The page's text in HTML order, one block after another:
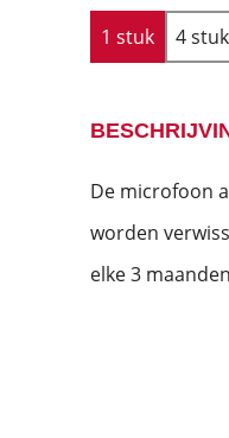
1 stuk 4
De microfoon
worden
elke 3